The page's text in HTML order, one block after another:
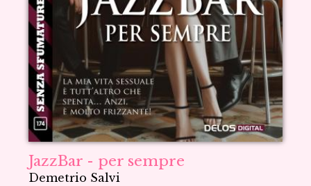
JazzBar - per sempre
Demetrio Salvi